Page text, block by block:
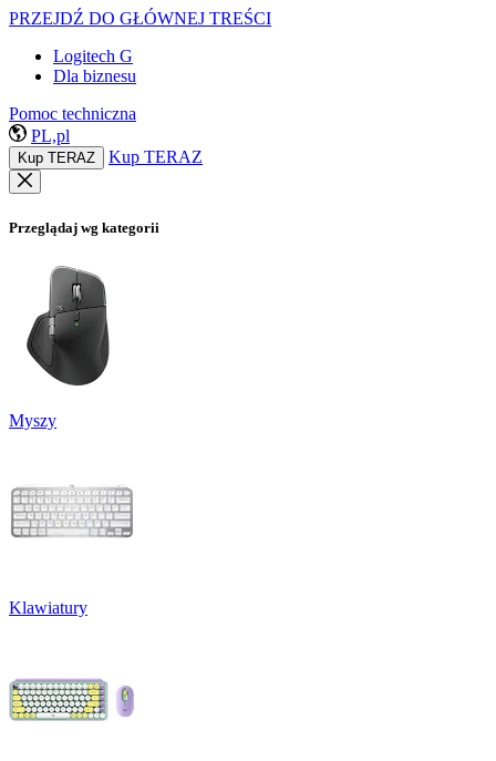
PRZEJDŹ DO GŁÓWNEJ TREŚCI
Logitech G
Dla biznesu
Pomoc techniczna
PL,pl
Kup TERAZ Kup TERAZ
Przeglądaj wg kategorii
Myszy
Klawiatury